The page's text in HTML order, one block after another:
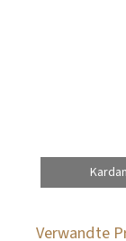
Verwandte